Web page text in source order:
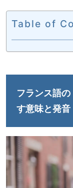
Table of
フランス語
す意味と発音